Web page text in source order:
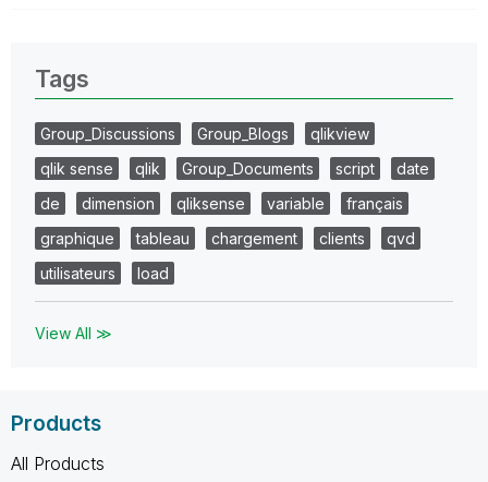
Tags
Group_Discussions Group_Blogs
qlikview
qlik sense
qlik Group_Documents script
date
de
dimension qliksense variable
français
graphique
tableau chargement clients
qvd
utilisateurs
load
View All ≫
Products
All Products